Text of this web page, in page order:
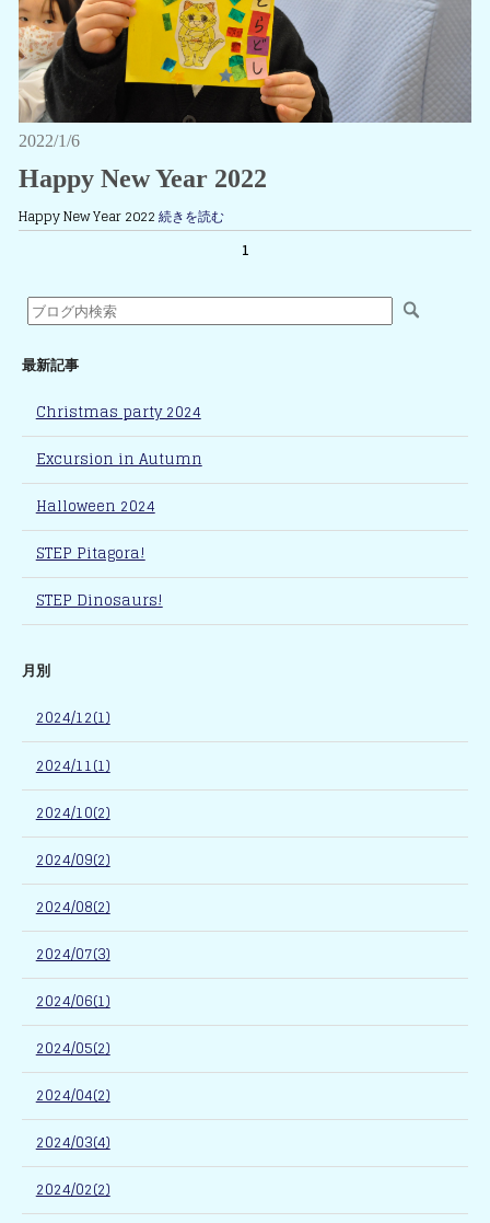
2022/1/6
Happy New Year 2022
Happy New Year 2022続きを読む
1
最新記事
Christmas party 2024
Excursion in Autumn
Halloween 2024
STEP Pitagora!
STEP Dinosaurs!
月別
2024/12(1)
2024/11(1)
2024/10(2)
2024/09(2)
2024/08(2)
2024/07(3)
2024/06(1)
2024/05(2)
2024/04(2)
2024/03(4)
2024/02(2)